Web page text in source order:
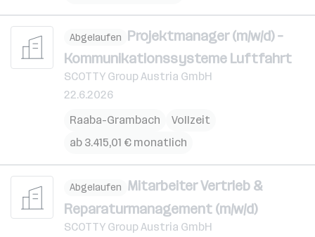
Abgelaufen Projektmanager (m/w/d) –
Kommunikationssysteme Luftfahrt
SCOTTY Group Austria GmbH
22.6.2026
Raaba-Grambach
Vollzeit
ab 3.415,01 € monatlich
Abgelaufen Mitarbeiter Vertrieb &
Reparaturmanagement (m/w/d)
SCOTTY Group Austria GmbH